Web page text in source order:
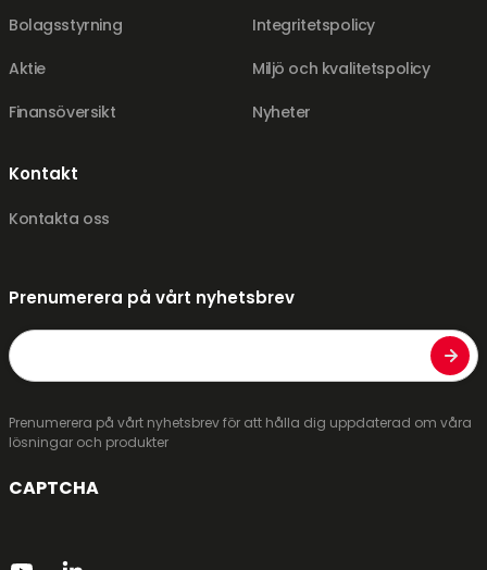
Bolagsstyrning
Aktie
Finansöversikt
Integritetspolicy
Miljö och kvalitetspolicy
Nyheter
Kontakt
Kontakta oss
Prenumerera på vårt nyhetsbrev
Email
Prenumerera på vårt nyhetsbrev för att hålla dig uppdaterad om våra
lösningar och produkter
CAPTCHA